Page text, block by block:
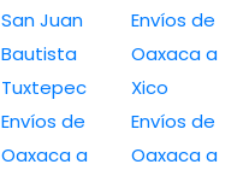
San Juan
Bautista
Tuxtepec
Envíos de
Oaxaca a
Envíos de
Oaxaca a
Xico
Envíos de
Oaxaca a